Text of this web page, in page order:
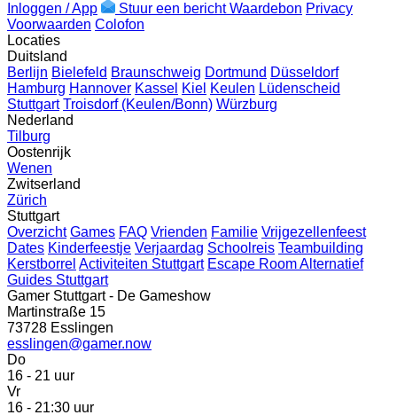
Inloggen / App
Stuur een berichtWaardebon Privacy
Voorwaarden Colofon
Locaties
Duitsland
Berlijn Bielefeld Braunschweig Dortmund Düsseldorf
Hamburg Hannover Kassel Kiel Keulen Lüdenscheid
Stuttgart Troisdorf (Keulen/Bonn) Würzburg
Nederland
Tilburg
Oostenrijk
Wenen
Zwitserland
Zürich
Stuttgart
Overzicht Games FAQ Vrienden Familie Vrijgezellenfeest
Dates Kinderfeestje Verjaardag Schoolreis Teambuilding
Kerstborrel Activiteiten Stuttgart Escape Room Alternatief
Guides Stuttgart
Gamer Stuttgart - De Gameshow
Martinstraße 15
73728 Esslingen
esslingen@gamer.now
Do
16 - 21 uur
Vr
16 - 21:30 uur